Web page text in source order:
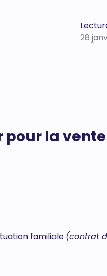
28
pour la vente
familiale (contrat